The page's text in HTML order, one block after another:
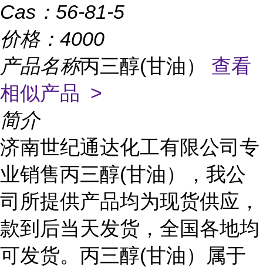
Cas： 56-81-5
价格： 4000
产品名称丙三醇(甘油） 查看
相似产品 >
简介
济南世纪通达化工有限公司专
业销售丙三醇(甘油），我公
司所提供产品均为现货供应，
款到后当天发货，全国各地均
可发货。丙三醇(甘油）属于